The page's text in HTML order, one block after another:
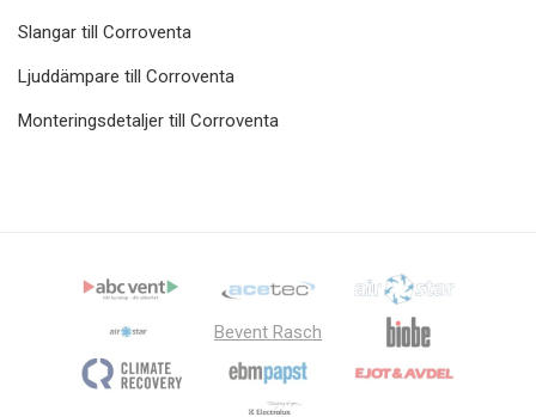
Slangar till Corroventa
Ljuddämpare till Corroventa
Monteringsdetaljer till Corroventa
Bevent Rasch